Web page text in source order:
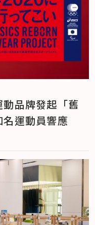
品牌發起「舊
運動員響應